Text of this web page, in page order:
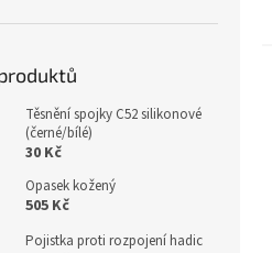
Těsnění spojky C52 silikonové
(černé/bílé)
30 Kč
Opasek kožený
505 Kč
Pojistka proti rozpojení hadic